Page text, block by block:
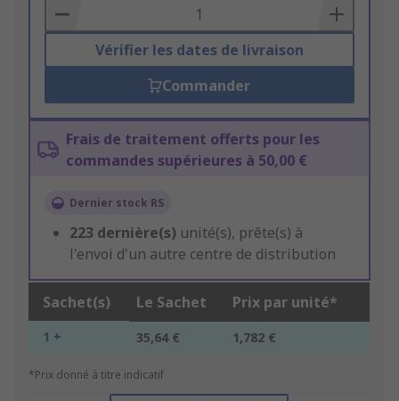
Basket
Vérifier les dates de livraison
Commander
Frais de traitement offerts pour les
commandes supérieures à 50,00 €
Dernier stock RS
223 dernière(s) unité(s), prête(s) à
l'envoi d'un autre centre de distribution
Sachet(s) Le Sachet Prix par unité*
1 + 35,64 € 1,782 €
*Prix donné à titre indicatif